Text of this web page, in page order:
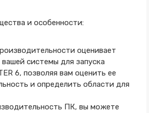
и особенности:
оценивает
системы для запуска
6, позволяя вам оценить ее
и определить области для
ПК, вы можете